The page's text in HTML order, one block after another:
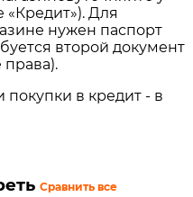
Для
нужен паспорт
второй документ
в кредит - в
Сравнить все